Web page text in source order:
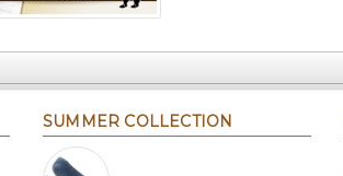
SUMMER COLLECTION